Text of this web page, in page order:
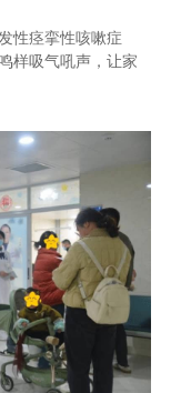
性痉挛性咳嗽症
样吸气吼声，让家